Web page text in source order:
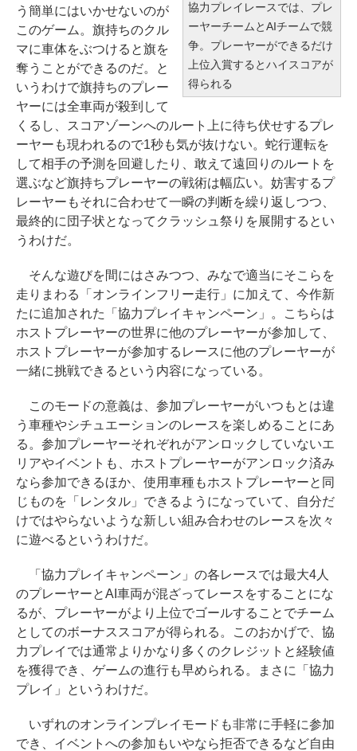
協力プレイレースでは、プレ
ーヤーチームとAIチームで競
争。プレーヤーができるだけ
上位入賞するとハイスコアが
得られる
う簡単にはいかせないのが
このゲーム。旗持ちのクル
マに車体をぶつけると旗を
奪うことができるのだ。と
いうわけで旗持ちのプレー
ヤーには全車両が殺到して
くるし、スコアゾーンへのルート上に待ち伏せするプレ
ーヤーも現われるので1秒も気が抜けない。蛇行運転を
して相手の予測を回避したり、敢えて遠回りのルートを
選ぶなど旗持ちプレーヤーの戦術は幅広い。妨害するプ
レーヤーもそれに合わせて一瞬の判断を繰り返しつつ、
最終的に団子状となってクラッシュ祭りを展開するとい
うわけだ。
そんな遊びを間にはさみつつ、みなで適当にそこらを
走りまわる「オンラインフリー走行」に加えて、今作新
たに追加された「協力プレイキャンペーン」。こちらは
ホストプレーヤーの世界に他のプレーヤーが参加して、
ホストプレーヤーが参加するレースに他のプレーヤーが
一緒に挑戦できるという内容になっている。
このモードの意義は、参加プレーヤーがいつもとは違
う車種やシチュエーションのレースを楽しめることにあ
る。参加プレーヤーそれぞれがアンロックしていないエ
リアやイベントも、ホストプレーヤーがアンロック済み
なら参加できるほか、使用車種もホストプレーヤーと同
じものを「レンタル」できるようになっていて、自分だ
けではやらないような新しい組み合わせのレースを次々
に遊べるというわけだ。
「協力プレイキャンペーン」の各レースでは最大4人
のプレーヤーとAI車両が混ざってレースをすることにな
るが、プレーヤーがより上位でゴールすることでチーム
としてのボーナススコアが得られる。このおかげで、協
力プレイでは通常よりかなり多くのクレジットと経験値
を獲得でき、ゲームの進行も早められる。まさに「協力
プレイ」というわけだ。
いずれのオンラインプレイモードも非常に手軽に参加
でき、イベントへの参加もいやなら拒否できるなど自由